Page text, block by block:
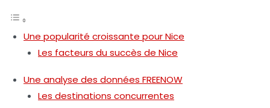
Une popularité croissante pour Nice
Les facteurs du succès de Nice
Une analyse des données FREENOW
Les destinations concurrentes